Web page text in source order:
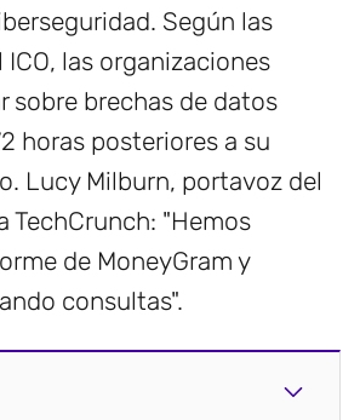
Según las
las organizaciones
sobre brechas de datos
horas posteriores a su
Lucy Milburn, portavoz del
TechCrunch: "Hemos
de MoneyGram y
consultas".